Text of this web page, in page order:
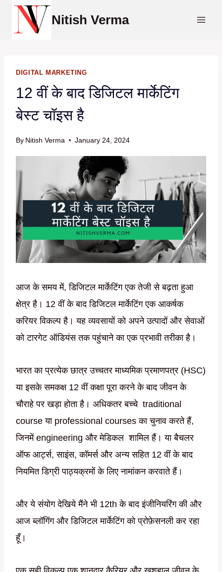
Skip
Nitish Verma
DIGITAL MARKETING
12 वीं के बाद डिजिटल मार्केटिंग
बेस्ट चॉइस है
By Nitish Verma January 24, 2024
आज के समय में, डिजिटल मार्केटिंग एक तेजी से बढ़ता हुआ
क्षेत्र है। 12 वीं के बाद डिजिटल मार्केटिंग एक आकर्षक
करियर विकल्प है। यह व्यवसायों को अपने उत्पादों और सेवाओं
को टारगेट ऑडियंस तक पहुंचाने का एक प्रभावी तरीका है।
भारत का प्रत्येक छात्र उच्चतर माध्यमिक प्रमाणपत्र (HSC)
या इसके समकक्ष 12 वीं कक्षा पूरा करने के बाद जीवन के
चौराहे पर खड़ा होता है। अधिकतर बच्चे traditional
course या professional courses का चुनाव करते हैं,
जिनमें engineering और मेडिकल शामिल हैं। या बैचलर
ऑफ आर्ट्स, साइंस, कॉमर्स और अन्य सहित 12 वीं के बाद
नियमित डिग्री पाठ्यक्रमों के लिए नामांकन करवाते हैं।
और ये संयोग देखिये मैंने भी 12th के बाद इंजीनियरिंग की और
आज ब्लॉगिंग और डिजिटल मार्केटिंग को प्रोफ़ेसनली कर रहा
हूँ।